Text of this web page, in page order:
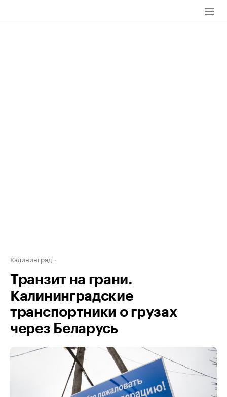
Калининград
Транзит на грани.
Калининградские
транспортники о грузах
через Беларусь